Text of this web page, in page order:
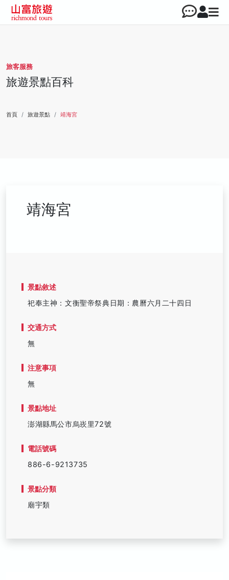
旅客服務
旅遊景點百科
首頁 旅遊景點 靖海宮
靖海宮
景點敘述
祀奉主神：文衡聖帝祭典日期：農曆六月二十四日
交通方式
無
注意事項
無
景點地址
澎湖縣馬公市烏崁里72號
電話號碼
886-6-9213735
景點分類
廟宇類